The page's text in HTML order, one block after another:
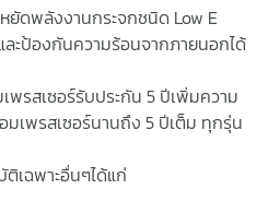
ยัดพลังงานกระจกชนิด Low E
ละป้องกันความร้อนจากภายนอกได้
พรสเซอร์รับประกัน 5 ปีเพิ่มความ
มเพรสเซอร์นานถึง 5 ปีเต็ม ทุกรุ่น
เฉพาะอื่นๆได้แก่